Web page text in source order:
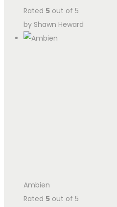
Rated 5 out of 5
by Shawn Heward
Ambien
Rated 5 out of 5